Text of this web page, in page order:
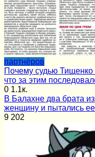
партнёров
Почему судью Тищенко
что за этим
0 1.1к.
В Балахне два брата
женщину и пытались ее
9 202